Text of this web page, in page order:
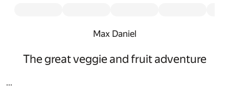
Max Daniel
The great veggie and fruit adventure
...